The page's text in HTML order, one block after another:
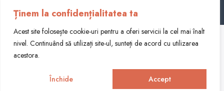
Ținem la confidențialitatea ta
Acest site folosește cookie-uri pentru a oferi servicii la cel mai înalt
nivel. Continuând să utilizați site-ul, sunteți de acord cu utilizarea
acestora.
Închide Accept
WAcademy.ro